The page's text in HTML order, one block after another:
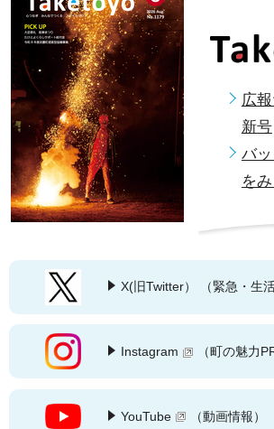
2026年7月26日
保育所等空き状況
2026年7月23日
指定暑熱避難施設（クーリングシェルタ
2026年7月21日
【人事秘書課】会計年度任用職員募集
2026年7月17日
2026年7月8日
第53回 武豊町地域公共交通会議
2026年7月3日
サマーサイエンススクール
2026年7月1日
広
新号
バ
を
X(旧Twitter） （緊急・生
Instagram （町の魅力
YouTube （動画情報）